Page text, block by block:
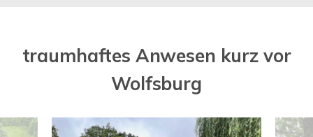
traumhaftes Anwesen kurz vor
Wolfsburg